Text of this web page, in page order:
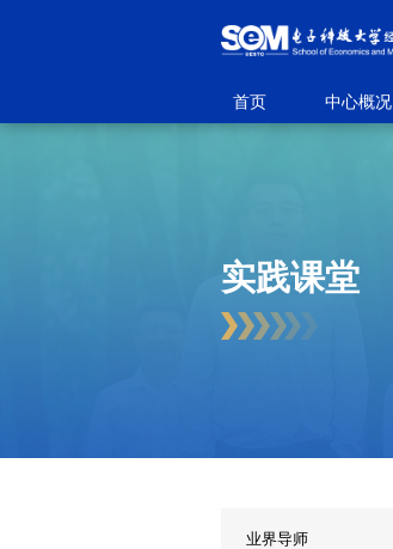
首页 中心概况
实践课堂
业界导师